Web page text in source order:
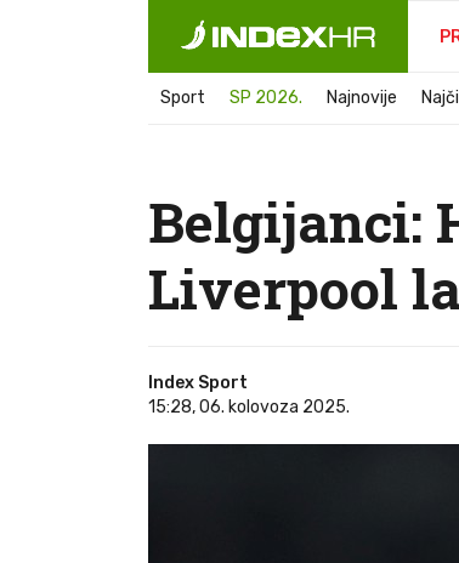
Sport SP 2026. Najnovije
Belgijanci:
Liverpool
Index Sport
15:28, 06. kolovoza 2025.